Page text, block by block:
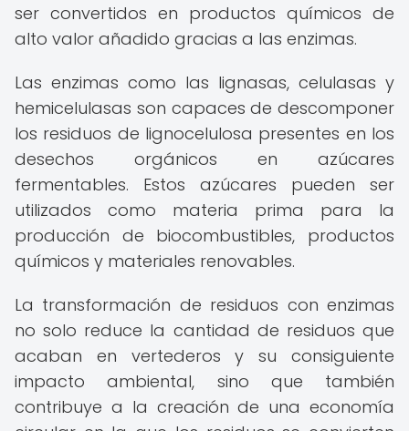
ser convertidos en productos químicos de
alto valor añadido gracias a las enzimas.
Las enzimas como las lignasas, celulasas y
hemicelulasas son capaces de descomponer
los residuos de lignocelulosa presentes en los
desechos orgánicos en azúcares
fermentables. Estos azúcares pueden ser
utilizados como materia prima para la
producción de biocombustibles, productos
químicos y materiales renovables.
La transformación de residuos con enzimas
no solo reduce la cantidad de residuos que
acaban en vertederos y su consiguiente
impacto ambiental, sino que también
contribuye a la creación de una economía